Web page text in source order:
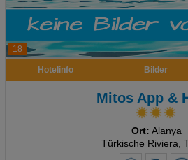
18
Hotelinfo Bilder
Mitos App &
Ort: Alanya
Türkische Riviera,